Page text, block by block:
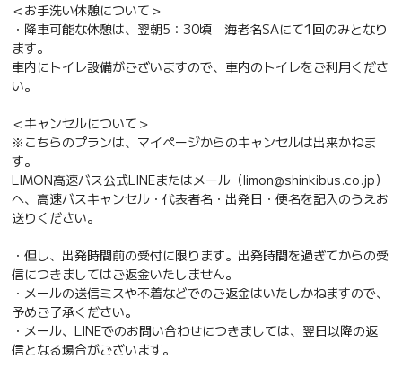
＜お手洗い休憩について＞
・降車可能な休憩は、翌朝5：30頃 海老名SAにて1回のみとなり
ます。
車内にトイレ設備がございますので、車内のトイレをご利用くださ
い。
＜キャンセルについて＞
※こちらのプランは、マイページからのキャンセルは出来かねま
す。
LIMON高速バス公式LINEまたはメール（limon@shinkibus.co.jp）
へ、高速バスキャンセル・代表者名・出発日・便名を記入のうえお
送りください。
・但し、出発時間前の受付に限ります。出発時間を過ぎてからの受
信につきましてはご返金いたしません。
・メールの送信ミスや不着などでのご返金はいたしかねますので、
予めご了承ください。
・メール、LINEでのお問い合わせにつきましては、翌日以降の返
信となる場合がございます。